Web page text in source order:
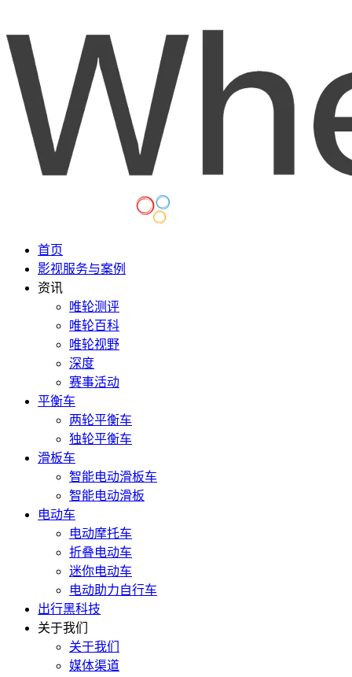
首页
影视服务与案例
资讯
唯轮测评
唯轮百科
唯轮视野
深度
赛事活动
平衡车
两轮平衡车
独轮平衡车
滑板车
智能电动滑板车
智能电动滑板
电动车
电动摩托车
折叠电动车
迷你电动车
电动助力自行车
出行黑科技
关于我们
关于我们
媒体渠道